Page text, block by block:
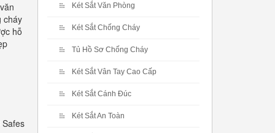
cháy
hỗ
Két Sắt Văn Phòng
Két Sắt Chống Cháy
Tủ Hồ Sơ Chống Cháy
Két Sắt Vân Tay Cao Cấp
Két Sắt Cánh Đúc
Két Sắt An Toàn